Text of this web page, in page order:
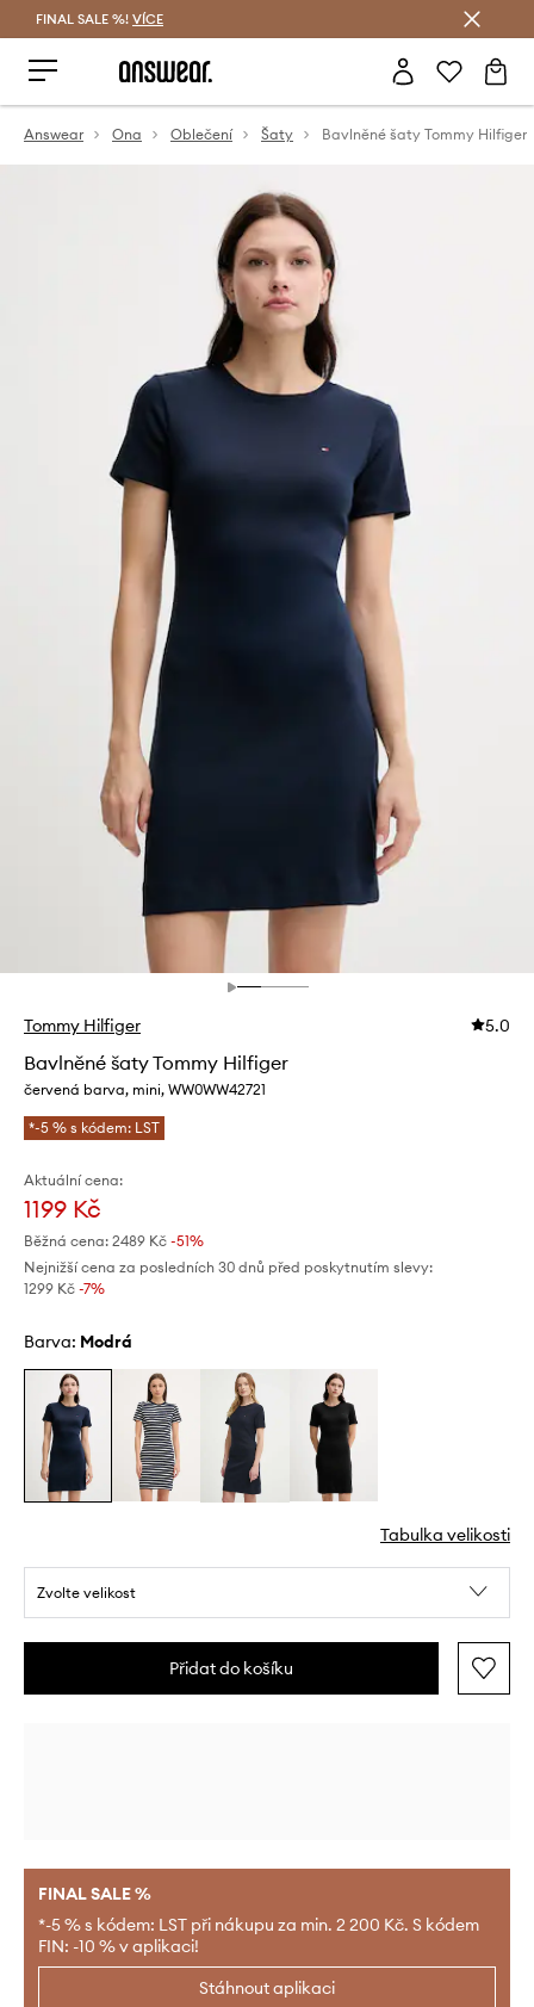
FINAL SALE %! VÍCE
Answear Ona Oblečení Šaty Bavlněné šaty Tommy Hilfiger
Tommy Hilfiger 5.0
Bavlněné šaty Tommy Hilfiger
červená barva, mini, WW0WW42721
*-5 % s kódem: LST
Aktuální cena:
1199 Kč
Běžná cena: 2489 Kč -51%
Nejnižší cena za posledních 30 dnů před poskytnutím slevy:
1299 Kč -7%
Barva: modrá
Tabulka velikosti
Zvolte velikost
Přidat do košíku
FINAL SALE %
*-5 % s kódem: LST při nákupu za min. 2 200 Kč. S kódem
FIN: -10 % v aplikaci!
Stáhnout aplikaci